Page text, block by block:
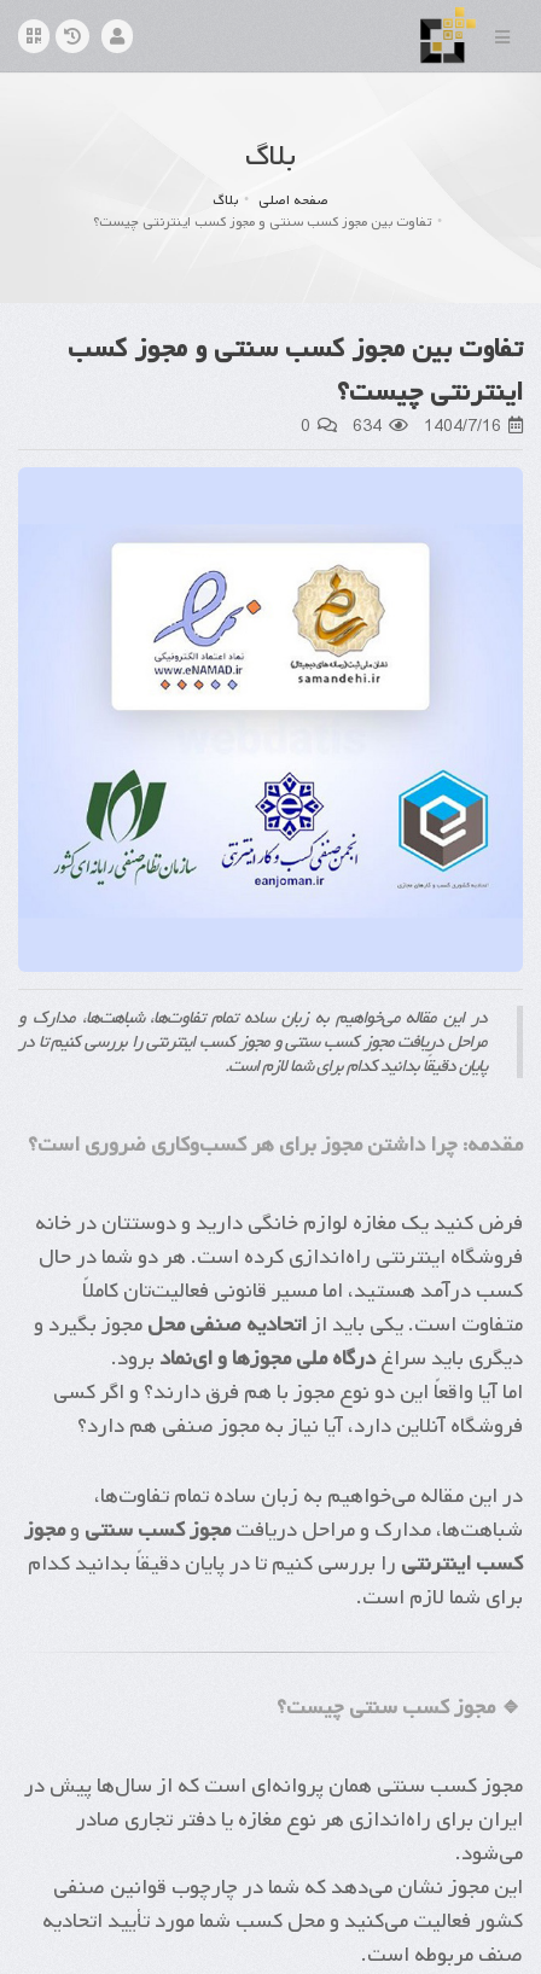
بلاگ
صفحه اصلی
بلاگ
تفاوت بین مجوز کسب سنتی و مجوز کسب اینترنتی چیست؟
تفاوت بین مجوز کسب سنتی و مجوز کسب
اینترنتی چیست؟
1404/7/16
634
0
در این مقاله می‌خواهیم به زبان ساده تمام تفاوت‌ها، شباهت‌ها، مدارک و
مراحل دریافت مجوز کسب سنتی و مجوز کسب اینترنتی را بررسی کنیم تا در
پایان دقیقاً بدانید کدام برای شما لازم است.
مقدمه: چرا داشتن مجوز برای هر کسب‌وکاری ضروری است؟
فرض کنید یک مغازه لوازم خانگی دارید و دوستتان در خانه
فروشگاه اینترنتی راه‌اندازی کرده است. هر دو شما در حال
کسب درآمد هستید، اما مسیر قانونی فعالیت‌تان کاملاً
متفاوت است. یکی باید ازاتحادیه صنفی محلمجوز بگیرد و
دیگری باید سراغدرگاه ملی مجوزها و ای‌نماد برود.
اما آیا واقعاً این دو نوع مجوز با هم فرق دارند؟ و اگر کسی
فروشگاه آنلاین دارد، آیا نیاز به مجوز صنفی هم دارد؟
در این مقاله می‌خواهیم به زبان ساده تمام تفاوت‌ها،
شباهت‌ها، مدارک و مراحل دریافتمجوز کسب سنتی ومجوز
کسب اینترنتی را بررسی کنیم تا در پایان دقیقاً بدانید کدام
برای شما لازم است.
🔹 مجوز کسب سنتی چیست؟
مجوز کسب سنتی همان پروانه‌ای است که از سال‌ها پیش در
ایران برای راه‌اندازی هر نوع مغازه یا دفتر تجاری صادر
می‌شود.
این مجوز نشان می‌دهد که شما در چارچوب قوانین صنفی
کشور فعالیت می‌کنید و محل کسب شما مورد تأیید اتحادیه
صنف مربوطه است.